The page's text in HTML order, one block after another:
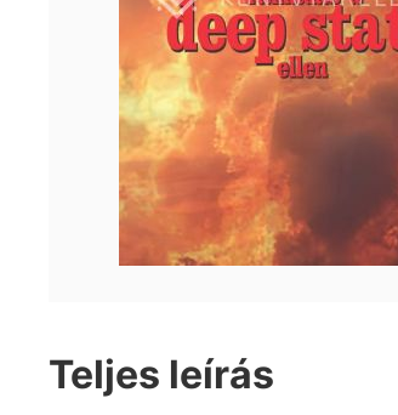
Teljes leírás